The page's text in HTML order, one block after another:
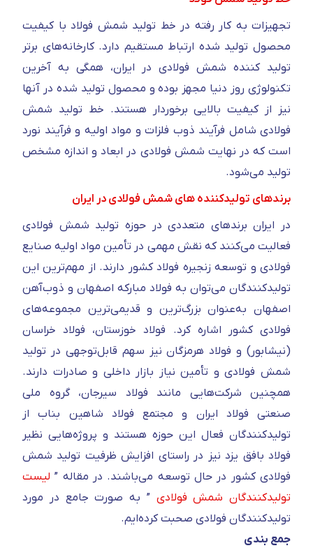
تجهیزات به کار رفته در خط تولید شمش فولاد با کیفیت
محصول تولید شده ارتباط مستقیم دارد. کارخانه‌های برتر
تولید کننده شمش فولادی در ایران، همگی به آخرین
تکنولوژی روز دنیا مجهز بوده و محصول تولید شده در آنها
نیز از کیفیت بالایی برخوردار هستند. خط تولید شمش
فولادی شامل فرآیند ذوب فلزات و مواد اولیه و فرآیند نورد
است که در نهایت شمش فولادی در ابعاد و اندازه مشخص
تولید می‌شود.
برند‌های تولیدکننده های شمش فولادی در ایران
در ایران برندهای متعددی در حوزه تولید شمش فولادی
فعالیت می‌کنند که نقش مهمی در تأمین مواد اولیه صنایع
فولادی و توسعه زنجیره فولاد کشور دارند. از مهم‌ترین این
تولیدکنندگان می‌توان به فولاد مبارکه اصفهان و ذوب‌آهن
اصفهان به‌عنوان بزرگ‌ترین و قدیمی‌ترین مجموعه‌های
فولادی کشور اشاره کرد. فولاد خوزستان، فولاد خراسان
(نیشابور) و فولاد هرمزگان نیز سهم قابل‌توجهی در تولید
شمش فولادی و تأمین نیاز بازار داخلی و صادرات دارند.
همچنین شرکت‌هایی مانند فولاد سیرجان، گروه ملی
صنعتی فولاد ایران و مجتمع فولاد شاهین بناب از
تولیدکنندگان فعال این حوزه هستند و پروژه‌هایی نظیر
فولاد بافق یزد نیز در راستای افزایش ظرفیت تولید شمش
فولادی کشور در حال توسعه می‌باشند. در مقاله ” لیست
تولیدکنندگان شمش فولادی ” به صورت جامع در مورد
تولیدکنندگان فولادی صحبت کرده‌ایم.
جمع بندی